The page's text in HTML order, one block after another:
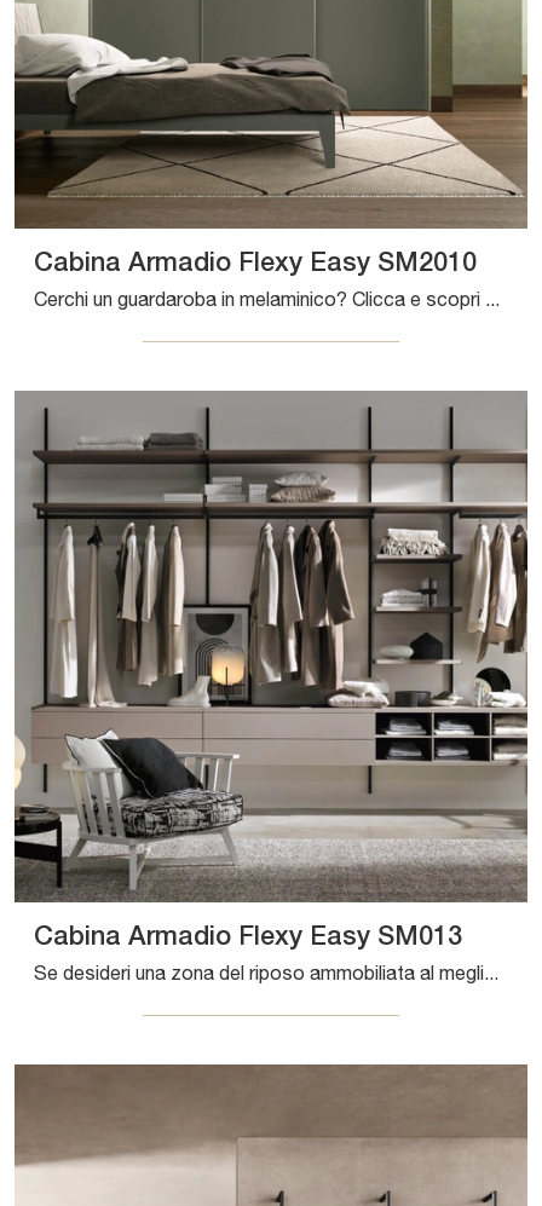
Cabina Armadio Flexy Easy SM2010
Cerchi un guardaroba in melaminico? Clicca e scopri armadi cabine armadio con ante scorrevoli di Zalf.
Cabina Armadio Flexy Easy SM013
Se desideri una zona del riposo ammobiliata al meglio, scegli l'armadio Cabina Armadio Flexy Easy SM013 con ante scorrevoli di Zalf!